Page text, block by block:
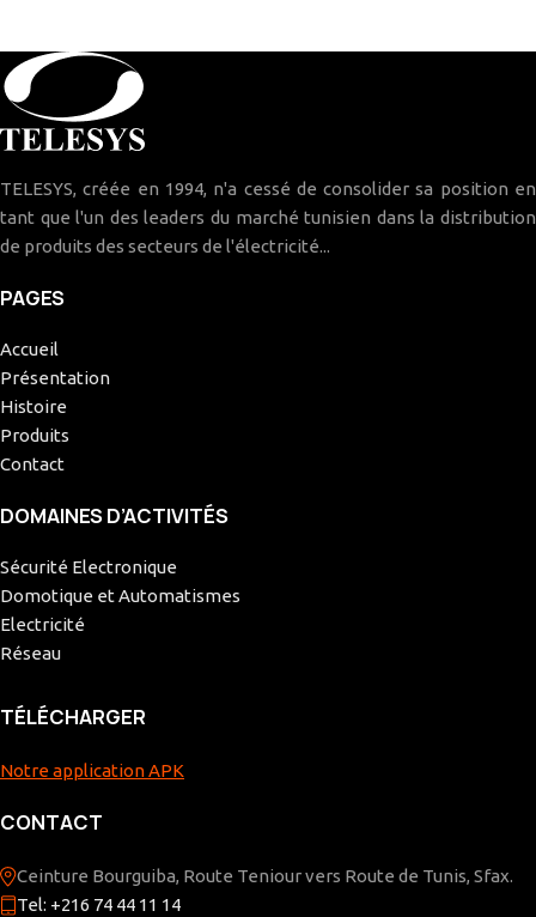
TELESYS, créée en 1994, n'a cessé de consolider sa position en
tant que l'un des leaders du marché tunisien dans la distribution
de produits des secteurs de l'électricité...
PAGES
Accueil
Présentation
Histoire
Produits
Contact
DOMAINES D’ACTIVITÉS
Sécurité Electronique
Domotique et Automatismes
Electricité
Réseau
TÉLÉCHARGER
Notre application APK
CONTACT
Ceinture Bourguiba, Route Teniour vers Route de Tunis, Sfax.
Tel: +216 74 44 11 14